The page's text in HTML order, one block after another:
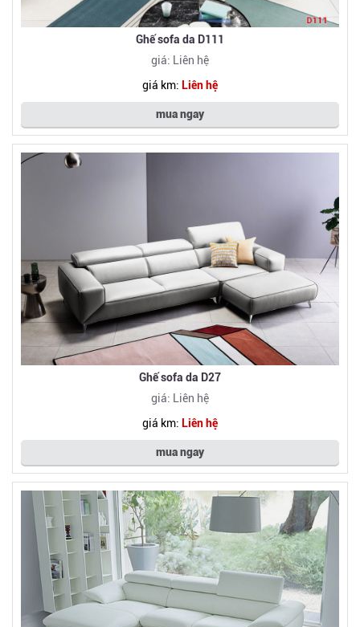
Ghế sofa da D111
giá: Liên hệ
giá km: Liên hệ
mua ngay
Ghế sofa da D27
giá: Liên hệ
giá km: Liên hệ
mua ngay